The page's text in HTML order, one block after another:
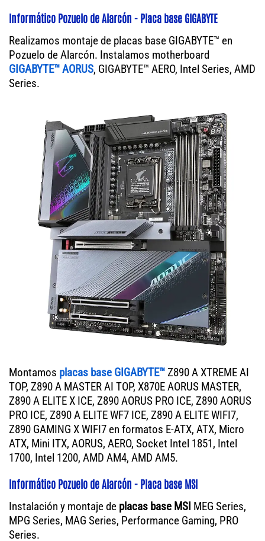
Informático Pozuelo de Alarcón - Placa base GIGABYTE
Realizamos montaje de placas base GIGABYTE™ en
Pozuelo de Alarcón. Instalamos motherboard
GIGABYTE™ AORUS, GIGABYTE™ AERO, Intel Series, AMD
Series.
Montamos placas base GIGABYTE™Z890 A XTREME AI
TOP, Z890 A MASTER AI TOP, X870E AORUS MASTER,
Z890 A ELITE X ICE, Z890 AORUS PRO ICE, Z890 AORUS
PRO ICE, Z890 A ELITE WF7 ICE, Z890 A ELITE WIFI7,
Z890 GAMING X WIFI7 en formatos E-ATX, ATX, Micro
ATX, Mini ITX, AORUS, AERO, Socket Intel 1851, Intel
1700, Intel 1200, AMD AM4, AMD AM5.
Informático Pozuelo de Alarcón - Placa base MSI
Instalación y montaje de placas base MSI MEG Series,
MPG Series, MAG Series, Performance Gaming, PRO
Series.